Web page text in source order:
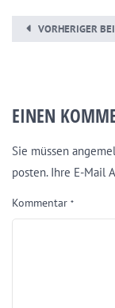
VORHERIGER
EINEN
Sie müssen
posten. Ihre E-Mail
Kommentar *